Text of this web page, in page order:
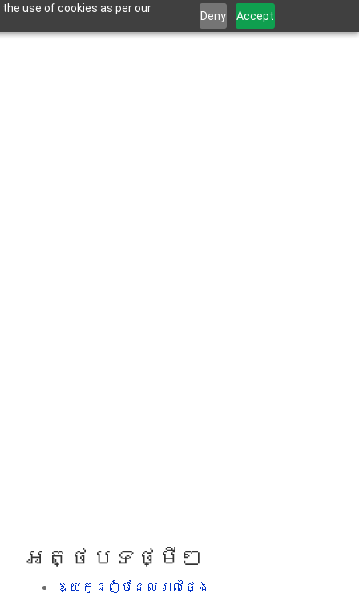
use of cookies as per our
Deny Accept
អត្ថបទថ្មីៗ
ឱ្យកូនញ៉ាំបន្លែរាល់ថ្ងៃ